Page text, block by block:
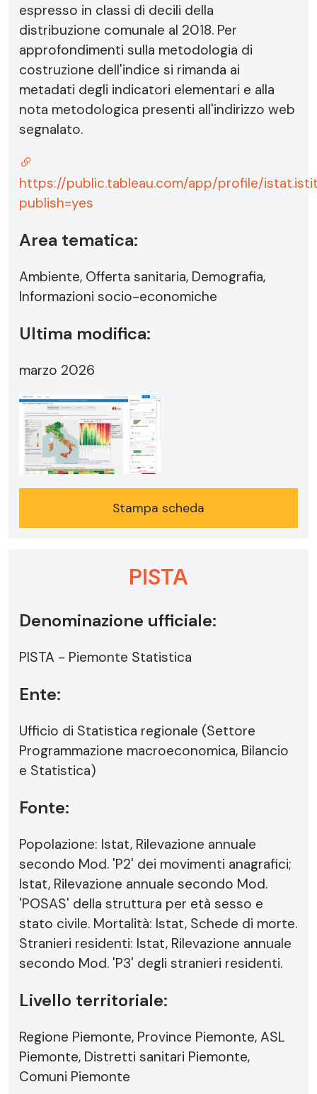
espresso in classi di decili della
distribuzione comunale al 2018. Per
approfondimenti sulla metodologia di
costruzione dell'indice si rimanda ai
metadati degli indicatori elementari e alla
nota metodologica presenti all'indirizzo web
segnalato.
https://public.tableau.com/app/profile/
publish=yes
Area tematica:
Ambiente, Offerta sanitaria, Demografia,
Informazioni socio-economiche
Ultima modifica:
marzo 2026
Stampa scheda
PISTA
Denominazione ufficiale:
PISTA - Piemonte Statistica
Ente:
Ufficio di Statistica regionale (Settore
Programmazione macroeconomica, Bilancio
e Statistica)
Fonte:
Popolazione: Istat, Rilevazione annuale
secondo Mod. 'P2' dei movimenti anagrafici;
Istat, Rilevazione annuale secondo Mod.
'POSAS' della struttura per età sesso e
stato civile. Mortalità: Istat, Schede di morte.
Stranieri residenti: Istat, Rilevazione annuale
secondo Mod. 'P3' degli stranieri residenti.
Livello territoriale:
Regione Piemonte, Province Piemonte, ASL
Piemonte, Distretti sanitari Piemonte,
Comuni Piemonte